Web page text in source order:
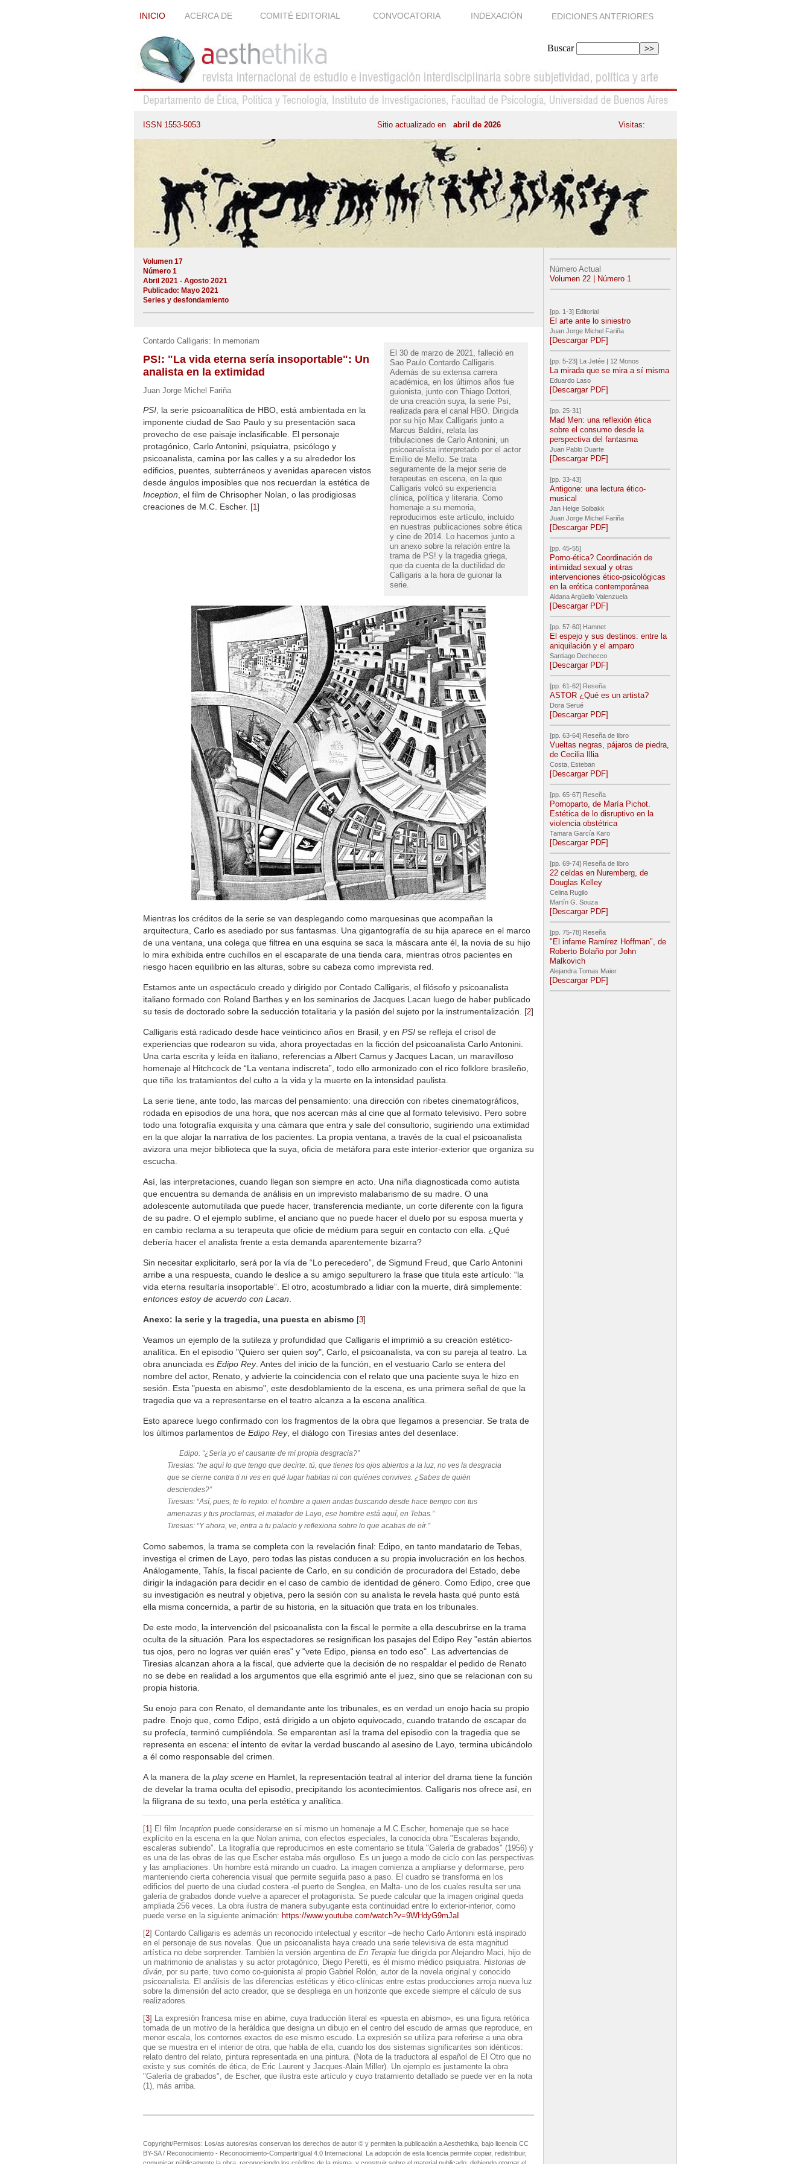
INICIO ACERCA DE COMITÉ EDITORIAL CONVOCATORIA INDEXACIÓN EDICIONES ANTERIORES
Buscar
ISSN 1553-5053 Sitio actualizado en abril de 2026 Visitas:
Volumen 17
Número 1
Abril 2021 - Agosto 2021
Publicado: Mayo 2021
Series y desfondamiento
El 30 de marzo de 2021, falleció en
Sao Paulo Contardo Calligaris.
Además de su extensa carrera
académica, en los últimos años fue
guionista, junto con Thiago Dottori,
de una creación suya, la serie Psi,
realizada para el canal HBO. Dirigida
por su hijo Max Calligaris junto a
Marcus Baldini, relata las
tribulaciones de Carlo Antonini, un
psicoanalista interpretado por el actor
Emílio de Mello. Se trata
seguramente de la mejor serie de
terapeutas en escena, en la que
Calligaris volcó su experiencia
clínica, política y literaria. Como
homenaje a su memoria,
reproducimos este artículo, incluido
en nuestras publicaciones sobre ética
y cine de 2014. Lo hacemos junto a
un anexo sobre la relación entre la
trama de PS! y la tragedia griega,
que da cuenta de la ductilidad de
Calligaris a la hora de guionar la
serie.
Contardo Calligaris: In memoriam
PS!: "La vida eterna sería insoportable": Un
analista en la extimidad
Juan Jorge Michel Fariña
PS! , la serie psicoanalítica de HBO, está ambientada en la
imponente ciudad de Sao Paulo y su presentación saca
provecho de ese paisaje inclasificable. El personaje
protagónico, Carlo Antonini, psiquiatra, psicólogo y
psicoanalista, camina por las calles y a su alrededor los
edificios, puentes, subterráneos y avenidas aparecen vistos
desde ángulos imposibles que nos recuerdan la estética de
Inception , el film de Chrisopher Nolan, o las prodigiosas
creaciones de M.C. Escher. [1]
Mientras los créditos de la serie se van desplegando como marquesinas que acompañan la
arquitectura, Carlo es asediado por sus fantasmas. Una gigantografía de su hija aparece en el marco
de una ventana, una colega que filtrea en una esquina se saca la máscara ante él, la novia de su hijo
lo mira exhibida entre cuchillos en el escaparate de una tienda cara, mientras otros pacientes en
riesgo hacen equilibrio en las alturas, sobre su cabeza como imprevista red.
Estamos ante un espectáculo creado y dirigido por Contado Calligaris, el filósofo y psicoanalista
italiano formado con Roland Barthes y en los seminarios de Jacques Lacan luego de haber publicado
su tesis de doctorado sobre la seducción totalitaria y la pasión del sujeto por la instrumentalización.
[2]
Calligaris está radicado desde hace veinticinco años en Brasil, y en PS! se refleja el crisol de
experiencias que rodearon su vida, ahora proyectadas en la ficción del psicoanalista Carlo Antonini.
Una carta escrita y leída en italiano, referencias a Albert Camus y Jacques Lacan, un maravilloso
homenaje al Hitchcock de “La ventana indiscreta”, todo ello armonizado con el rico folklore brasileño,
que tiñe los tratamientos del culto a la vida y la muerte en la intensidad paulista.
La serie tiene, ante todo, las marcas del pensamiento: una dirección con ribetes cinematográficos,
rodada en episodios de una hora, que nos acercan más al cine que al formato televisivo. Pero sobre
todo una fotografía exquisita y una cámara que entra y sale del consultorio, sugiriendo una extimidad
en la que alojar la narrativa de los pacientes. La propia ventana, a través de la cual el psicoanalista
avizora una mejor biblioteca que la suya, oficia de metáfora para este interior-exterior que organiza su
escucha.
Así, las interpretaciones, cuando llegan son siempre en acto. Una niña diagnosticada como autista
que encuentra su demanda de análisis en un imprevisto malabarismo de su madre. O una
adolescente automutilada que puede hacer, transferencia mediante, un corte diferente con la figura
de su padre. O el ejemplo sublime, el anciano que no puede hacer el duelo por su esposa muerta y
en cambio reclama a su terapeuta que oficie de médium para seguir en contacto con ella. ¿Qué
debería hacer el analista frente a esta demanda aparentemente bizarra?
Sin necesitar explicitarlo, será por la vía de “Lo perecedero”, de Sigmund Freud, que Carlo Antonini
arribe a una respuesta, cuando le deslice a su amigo sepulturero la frase que titula este artículo: “la
vida eterna resultaría insoportable”. El otro, acostumbrado a lidiar con la muerte, dirá simplemente:
entonces estoy de acuerdo con Lacan
Anexo: la serie y la tragedia, una puesta en abismo [3]
Veamos un ejemplo de la sutileza y profundidad que Calligaris el imprimió a su creación estético-
analítica. En el episodio "Quiero ser quien soy", Carlo, el psicoanalista, va con su pareja al teatro. La
obra anunciada es Edipo Rey. Antes del inicio de la función, en el vestuario Carlo se entera del
nombre del actor, Renato, y advierte la coincidencia con el relato que una paciente suya le hizo en
sesión. Esta "puesta en abismo", este desdoblamiento de la escena, es una primera señal de que la
tragedia que va a representarse en el teatro alcanza a la escena analítica.
Esto aparece luego confirmado con los fragmentos de la obra que llegamos a presenciar. Se trata de
los últimos parlamentos de Edipo Rey, el diálogo con Tiresias antes del desenlace:
Edipo: “¿Sería yo el causante de mi propia desgracia?”
Tiresias: “he aquí lo que tengo que decirte: tú, que tienes los ojos abiertos a la luz, no ves la desgracia
que se cierne contra ti ni ves en qué lugar habitas ni con quiénes convives. ¿Sabes de quién
desciendes?”
Tiresias: “Así, pues, te lo repito: el hombre a quien andas buscando desde hace tiempo con tus
amenazas y tus proclamas, el matador de Layo, ese hombre está aquí, en Tebas.”
Tiresias: “Y ahora, ve, entra a tu palacio y reflexiona sobre lo que acabas de oír.”
Como sabemos, la trama se completa con la revelación final: Edipo, en tanto mandatario de Tebas,
investiga el crimen de Layo, pero todas las pistas conducen a su propia involucración en los hechos.
Análogamente, Tahís, la fiscal paciente de Carlo, en su condición de procuradora del Estado, debe
dirigir la indagación para decidir en el caso de cambio de identidad de género. Como Edipo, cree que
su investigación es neutral y objetiva, pero la sesión con su analista le revela hasta qué punto está
ella misma concernida, a partir de su historia, en la situación que trata en los tribunales.
De este modo, la intervención del psicoanalista con la fiscal le permite a ella descubrirse en la trama
oculta de la situación. Para los espectadores se resignifican los pasajes del Edipo Rey "están abiertos
tus ojos, pero no logras ver quién eres" y "vete Edipo, piensa en todo eso". Las advertencias de
Tiresias alcanzan ahora a la fiscal, que advierte que la decisión de no respaldar el pedido de Renato
no se debe en realidad a los argumentos que ella esgrimió ante el juez, sino que se relacionan con su
propia historia.
Su enojo para con Renato, el demandante ante los tribunales, es en verdad un enojo hacia su propio
padre. Enojo que, como Edipo, está dirigido a un objeto equivocado, cuando tratando de escapar de
su profecía, terminó cumpliéndola. Se emparentan así la trama del episodio con la tragedia que se
representa en escena: el intento de evitar la verdad buscando al asesino de Layo, termina ubicándolo
a él como responsable del crimen.
A la manera de la play scene en Hamlet, la representación teatral al interior del drama tiene la función
de develar la trama oculta del episodio, precipitando los acontecimientos. Calligaris nos ofrece así, en
la filigrana de su texto, una perla estética y analítica.
[1] El film Inception puede considerarse en sí mismo un homenaje a M.C.Escher, homenaje que se hace
explícito en la escena en la que Nolan anima, con efectos especiales, la conocida obra "Escaleras bajando,
escaleras subiendo". La litografía que reproducimos en este comentario se titula "Galería de grabados" (1956) y
es una de las obras de las que Escher estaba más orgulloso. Es un juego a modo de ciclo con las perspectivas
y las ampliaciones. Un hombre está mirando un cuadro. La imagen comienza a ampliarse y deformarse, pero
manteniendo cierta coherencia visual que permite seguirla paso a paso. El cuadro se transforma en los
edificios del puerto de una ciudad costera -el puerto de Senglea, en Malta- uno de los cuales resulta ser una
galería de grabados donde vuelve a aparecer el protagonista. Se puede calcular que la imagen original queda
ampliada 256 veces. La obra ilustra de manera subyugante esta continuidad entre lo exterior-interior, como
puede verse en la siguiente animación: https://www.youtube.com/watch?v=9WHdyG9mJaI
[2] Contardo Calligaris es además un reconocido intelectual y escritor –de hecho Carlo Antonini está inspirado
en el personaje de sus novelas. Que un psicoanalista haya creado una serie televisiva de esta magnitud
artística no debe sorprender. También la versión argentina de En Terapia fue dirigida por Alejandro Maci, hijo de
un matrimonio de analistas y su actor protagónico, Diego Peretti, es él mismo médico psiquiatra. Historias de
diván, por su parte, tuvo como co-guionista al propio Gabriel Rolón, autor de la novela original y conocido
psicoanalista. El análisis de las diferencias estéticas y ético-clínicas entre estas producciones arroja nueva luz
sobre la dimensión del acto creador, que se despliega en un horizonte que excede siempre el cálculo de sus
realizadores.
[3] La expresión francesa mise en abime, cuya traducción literal es «puesta en abismo», es una figura retórica
tomada de un motivo de la heráldica que designa un dibujo en el centro del escudo de armas que reproduce, en
menor escala, los contornos exactos de ese mismo escudo. La expresión se utiliza para referirse a una obra
que se muestra en el interior de otra, que habla de ella, cuando los dos sistemas significantes son idénticos:
relato dentro del relato, pintura representada en una pintura. (Nota de la traductora al español de El Otro que no
existe y sus comités de ética, de Eric Laurent y Jacques-Alain Miller). Un ejemplo es justamente la obra
"Galería de grabados", de Escher, que ilustra este artículo y cuyo tratamiento detallado se puede ver en la nota
(1), más arriba.
Copyright/Permisos: Los/as autores/as conservan los derechos de autor © y permiten la publicación a Aesthethika, bajo licencia CC
BY-SA / Reconocimiento - Reconocimiento-CompartirIgual 4.0 Internacional. La adopción de esta licencia permite copiar, redistribuir,
Número Actual
Volumen 22 | Número 1
[pp. 1-3] Editorial
El arte ante lo siniestro
Juan Jorge Michel Fariña
[Descargar PDF]
[pp. 5-23] La Jetée | 12 Monos
La mirada que se mira a sí misma
Eduardo Laso
[Descargar PDF]
[pp. 25-31]
Mad Men: una reflexión ética
sobre el consumo desde la
perspectiva del fantasma
Juan Pablo Duarte
[Descargar PDF]
[pp. 33-43]
Antigone: una lectura ético-
musical
Jan Helge Solbakk
Juan Jorge Michel Fariña
[Descargar PDF]
[pp. 45-55]
Porno-ética? Coordinación de
intimidad sexual y otras
intervenciones ético-psicológicas
en la erótica contemporánea
Aldana Argüello Valenzuela
[Descargar PDF]
[pp. 57-60] Hamnet
El espejo y sus destinos: entre la
aniquilación y el amparo
Santiago Dechecco
[Descargar PDF]
[pp. 61-62] Reseña
ASTOR ¿Qué es un artista?
Dora Serué
[Descargar PDF]
[pp. 63-64] Reseña de libro
Vueltas negras, pájaros de piedra,
de Cecilia Illia
Costa, Esteban
[Descargar PDF]
[pp. 65-67] Reseña
Pornoparto, de María Pichot.
Estética de lo disruptivo en la
violencia obstétrica
Tamara García Karo
[Descargar PDF]
[pp. 69-74] Reseña de libro
22 celdas en Nuremberg, de
Douglas Kelley
Celina Rugilo
Martín G. Souza
[Descargar PDF]
[pp. 75-78] Reseña
"El infame Ramírez Hoffman", de
Roberto Bolaño por John
Malkovich
Alejandra Tomas Maier
[Descargar PDF]